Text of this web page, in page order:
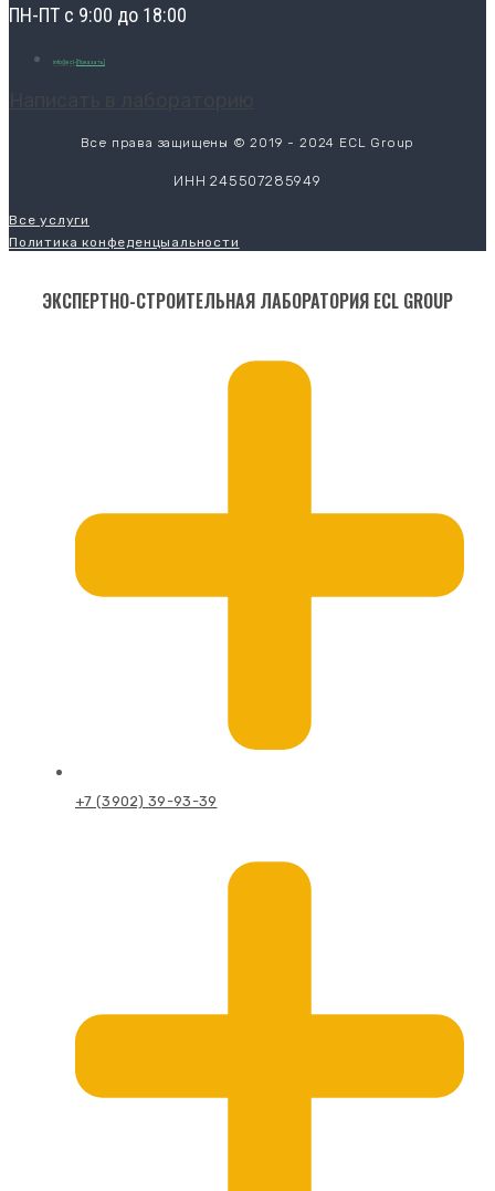
ПН-ПТ с 9:00 до 18:00
info@ecl- [Показать]
Все права защищены © 2019 - 2024 ECL Group
ИНН 245507285949
Все услуги
Политика конфеденцыальности
ЭКСПЕРТНО-СТРОИТЕЛЬНАЯ ЛАБОРАТОРИЯ ECL GROUP
+7 (3902) 39-93-39